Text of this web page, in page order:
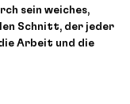
sein weiches,
Schnitt, der jeder
Arbeit und die